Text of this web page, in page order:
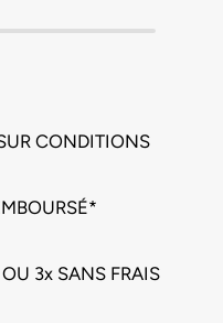
CONDITIONS
3x SANS FRAIS